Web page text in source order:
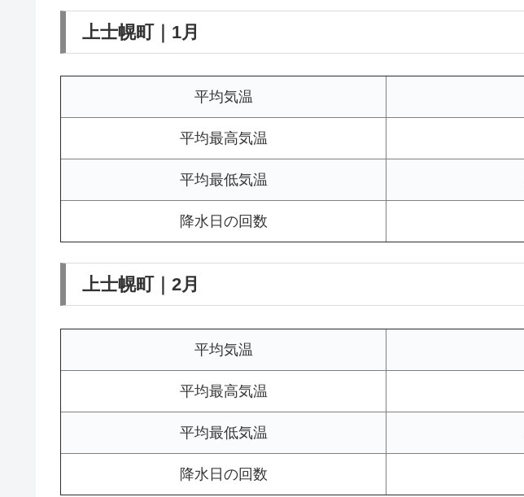
上士幌町｜1月
平均気温
平均最高気温
平均最低気温
降水日の回数
上士幌町｜2月
平均気温
平均最高気温
平均最低気温
降水日の回数